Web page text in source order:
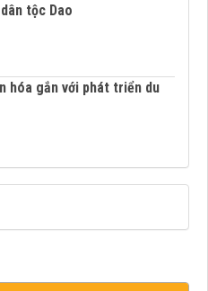
tộc Dao
hóa gắn với phát triển du